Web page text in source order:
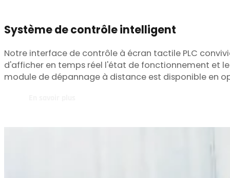
Système de contrôle intelligent
Notre interface de contrôle à écran tactile PLC
d'afficher en temps réel l'état de fonctionnement et
module de dépannage à distance est disponible en